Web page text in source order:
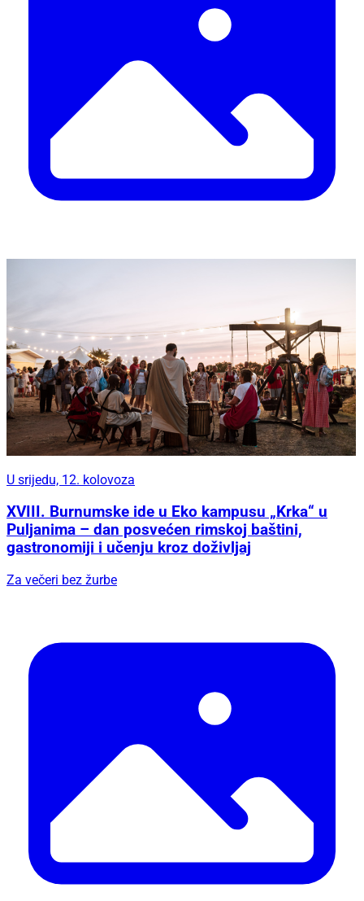
U srijedu, 12. kolovoza
XVIII. Burnumske ide u Eko kampusu „Krka“ u
Puljanima – dan posvećen rimskoj baštini,
gastronomiji i učenju kroz doživljaj
Za večeri bez žurbe